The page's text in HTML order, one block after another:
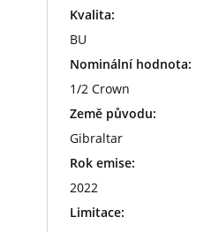
Kvalita:
BU
Nominální hodnota:
1/2 Crown
Země původu:
Gibraltar
Rok emise:
2022
Limitace: